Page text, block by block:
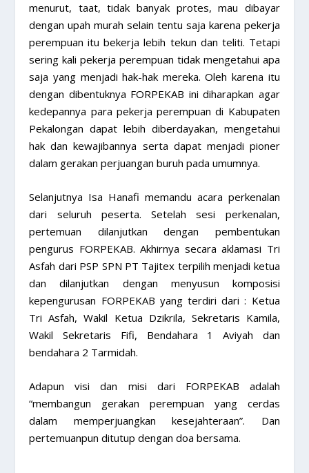
menurut, taat, tidak banyak protes, mau dibayar
dengan upah murah selain tentu saja karena pekerja
perempuan itu bekerja lebih tekun dan teliti. Tetapi
sering kali pekerja perempuan tidak mengetahui apa
saja yang menjadi hak-hak mereka. Oleh karena itu
dengan dibentuknya FORPEKAB ini diharapkan agar
kedepannya para pekerja perempuan di Kabupaten
Pekalongan dapat lebih diberdayakan, mengetahui
hak dan kewajibannya serta dapat menjadi pioner
dalam gerakan perjuangan buruh pada umumnya.
Selanjutnya Isa Hanafi memandu acara perkenalan
dari seluruh peserta. Setelah sesi perkenalan,
pertemuan dilanjutkan dengan pembentukan
pengurus FORPEKAB. Akhirnya secara aklamasi Tri
Asfah dari PSP SPN PT Tajitex terpilih menjadi ketua
dan dilanjutkan dengan menyusun komposisi
kepengurusan FORPEKAB yang terdiri dari : Ketua
Tri Asfah, Wakil Ketua Dzikrila, Sekretaris Kamila,
Wakil Sekretaris Fifi, Bendahara 1 Aviyah dan
bendahara 2 Tarmidah.
Adapun visi dan misi dari FORPEKAB adalah
“membangun gerakan perempuan yang cerdas
dalam memperjuangkan kesejahteraan”. Dan
pertemuanpun ditutup dengan doa bersama.